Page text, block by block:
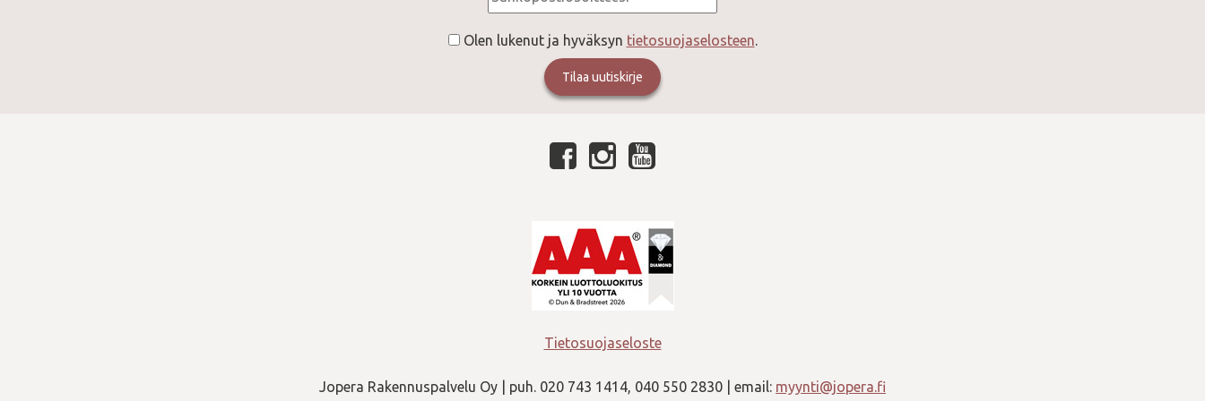
Olen lukenut ja hyväksyn tietosuojaselosteen.
Tietosuojaseloste
Jopera Rakennuspalvelu Oy | puh. 020 743 1414, 040 550 2830 | email: myynti@jopera.fi